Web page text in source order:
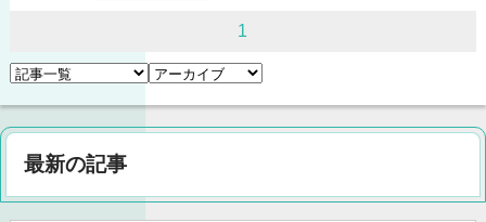
1
最新の記事